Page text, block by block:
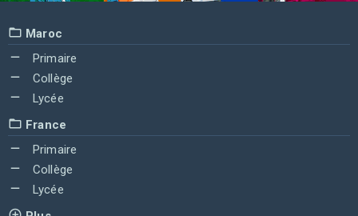
Maroc
Primaire
Collège
Lycée
France
Primaire
Collège
Lycée